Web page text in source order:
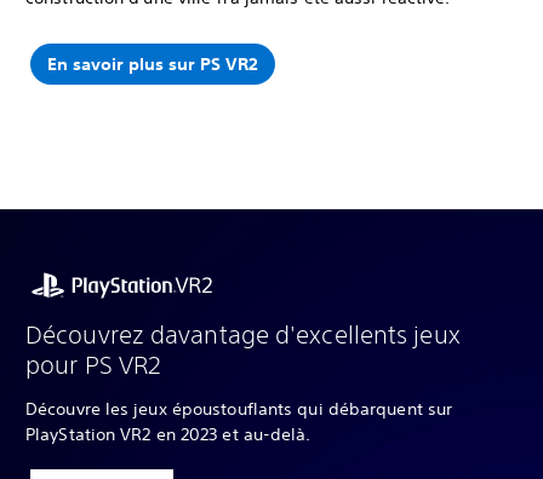
En savoir plus sur PS VR2
Découvrez davantage d'excellents jeux
pour PS VR2
Découvre les jeux époustouflants qui débarquent sur
PlayStation VR2 en 2023 et au-delà.